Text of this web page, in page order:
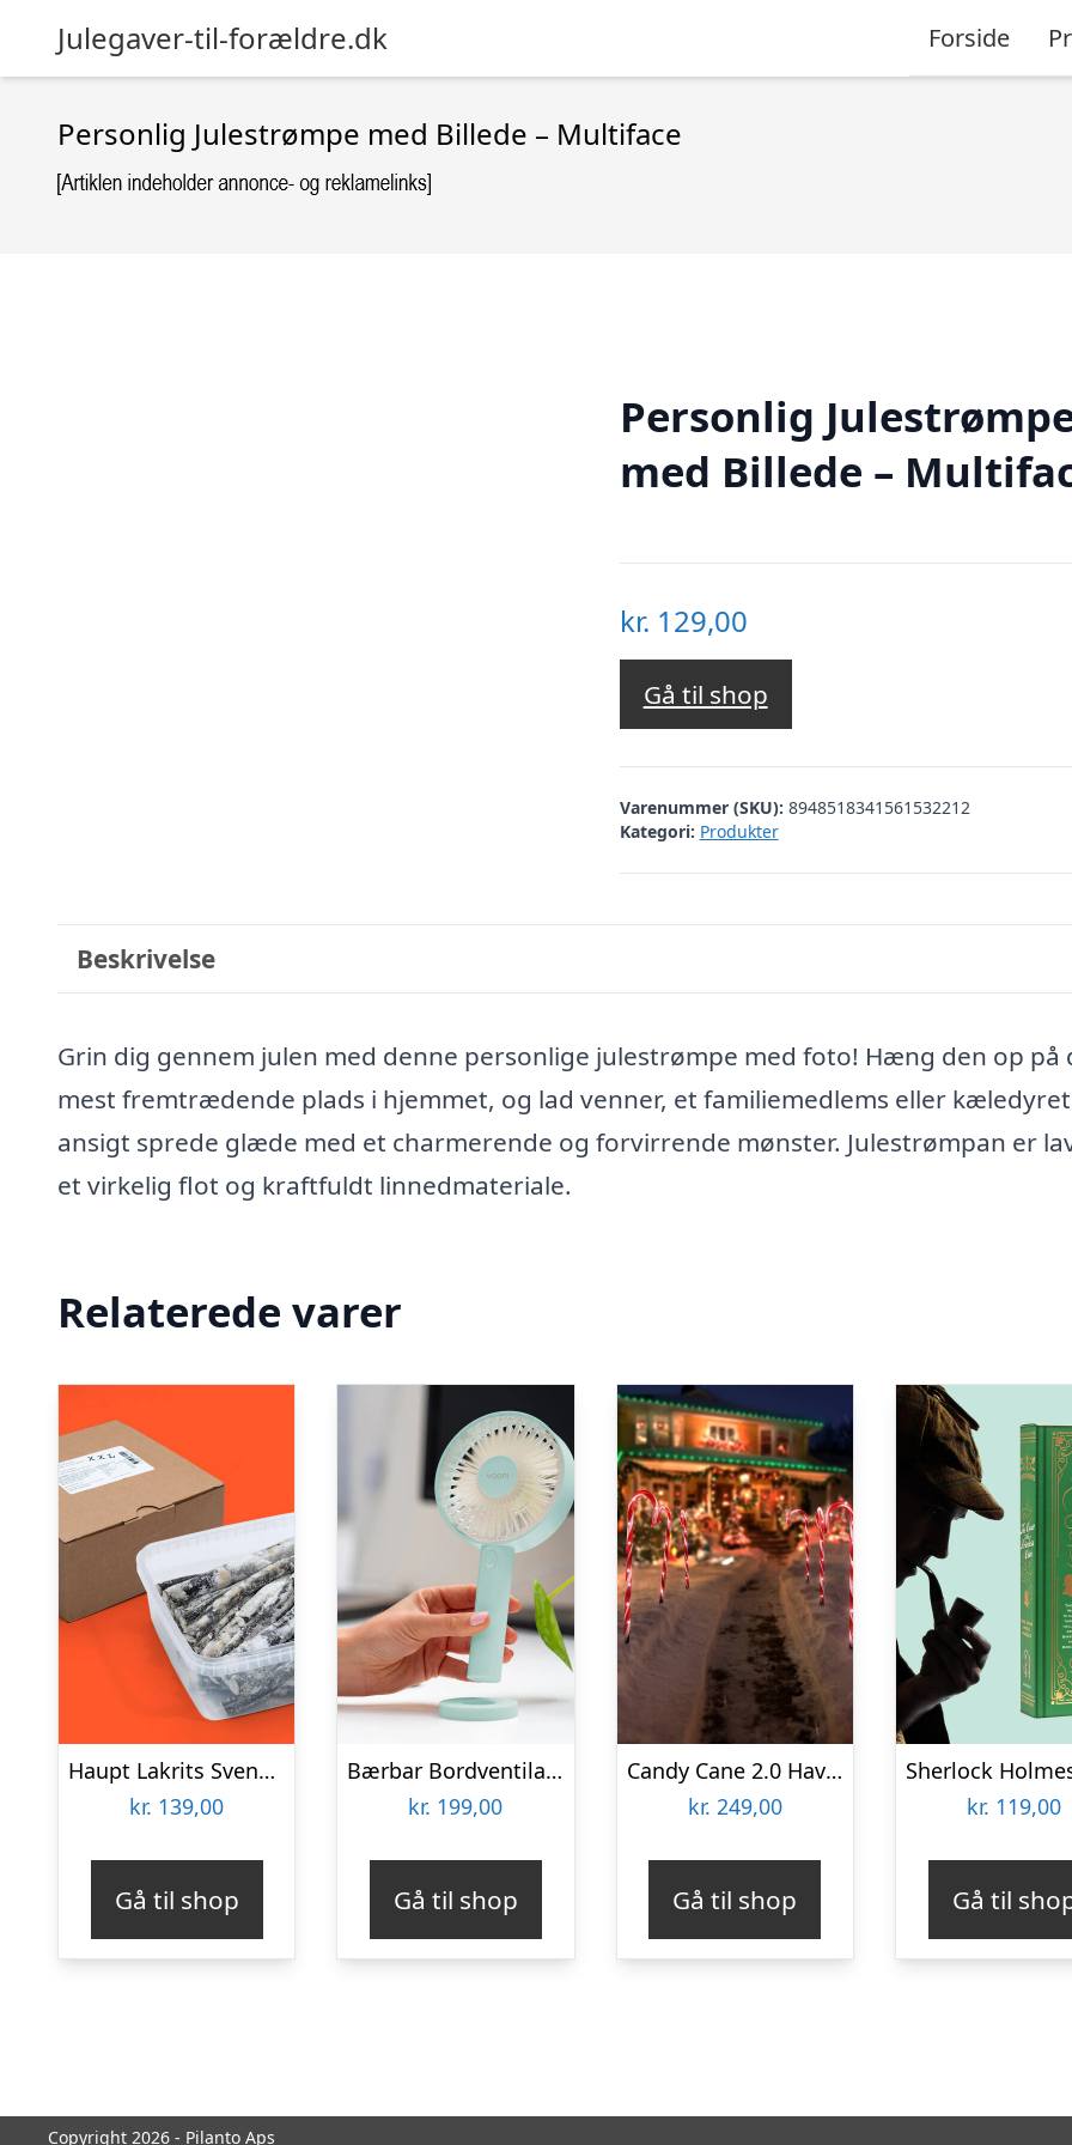
Julegaver-til-forældre.dk Forside
Personlig Julestrømpe med Billede – Multiface
Personlig
med Billede –
kr. 129,00
Gå til shop
Varenummer (SKU): 8948518341561532212
Kategori: Produkter
Beskrivelse
Grin dig gennem julen med denne personlige julestrømpe med foto! Hæng den op på
mest fremtrædende plads i hjemmet, og lad venner, et familiemedlems eller
ansigt sprede glæde med et charmerende og forvirrende mønster. Julestrømpan er
et virkelig flot og kraftfuldt linnedmateriale.
Relaterede varer
Haupt Lakrits Svenskjävlar! XXL
kr. 139,00
Gå til shop
Bærbar Bordventilator – Vooni
kr. 199,00
Gå til shop
Candy Cane 2.0 Havebelysning – Spralla
kr. 249,00
Gå til shop
kr. 119,00
Gå til
Copyright 2026 - Pilanto Aps